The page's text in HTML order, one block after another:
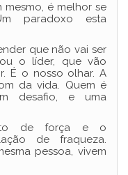
mesmo, é melhor se
paradoxo esta
que não vai ser
o líder, que vão
É o nosso olhar. A
da vida. Quem é
desafio, e uma
de força e o
de fraqueza.
pessoa, vivem